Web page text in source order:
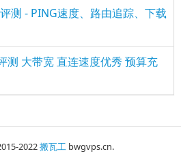
测 - PING速度、路由追踪、下载
测 大带宽 直连速度优秀 预算充
2022搬瓦工 bwgvps.cn.